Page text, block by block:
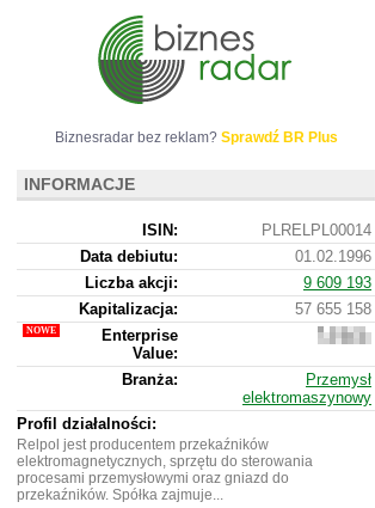
Biznesradar bez reklam? Sprawdź BR Plus
INFORMACJE
ISIN:
PLRELPL00014
Data debiutu:
01.02.1996
Liczba akcji:
9 609 193
Kapitalizacja:
57 655 158
Enterprise
Value:
158
Branża:
Przemysł
elektromaszynowy
Profil działalności:
Relpol jest producentem przekaźników
elektromagnetycznych, sprzętu do sterowania
procesami przemysłowymi oraz gniazd do
przekaźników. Spółka zajmuje...